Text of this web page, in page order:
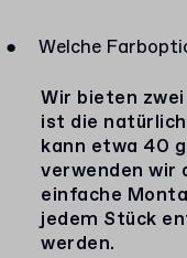
●
Welche
Wir bieten
ist die
kann etwa 40
verwenden wir
einfache
jedem Stück
werden.